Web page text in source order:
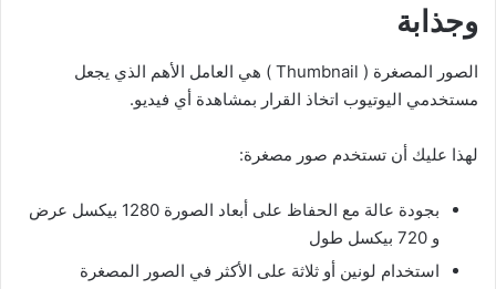
وجذابة
الصور المصغرة ( Thumbnail ) هي العامل الأهم الذي يجعل
مستخدمي اليوتيوب اتخاذ القرار بمشاهدة أي فيديو.
لهذا عليك أن تستخدم صور مصغرة:
بجودة عالة مع الحفاظ على أبعاد الصورة 1280 بيكسل عرض
و 720 بيكسل طول
استخدام لونين أو ثلاثة على الأكثر في الصور المصغرة